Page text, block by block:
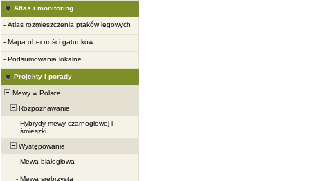
Atlas i monitoring
- Atlas rozmieszczenia ptaków lęgowych
- Mapa obecności gatunków
- Podsumowania lokalne
Projekty i porady
Mewy w Polsce
Rozpoznawanie
- Hybrydy mewy czarnogłowej i
śmieszki
Występowanie
- Mewa białogłowa
- Mewa srebrzysta